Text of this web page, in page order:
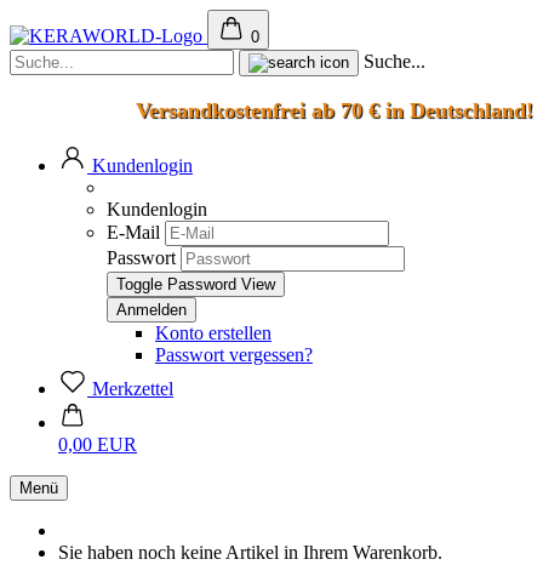
0
Suche...
Versandkostenfrei ab 70 € in Deutschland!
Kundenlogin
Kundenlogin
E-Mail
Passwort
Toggle Password View
Konto erstellen
Passwort vergessen?
Merkzettel
0,00 EUR
Menü
Sie haben noch keine Artikel in Ihrem Warenkorb.